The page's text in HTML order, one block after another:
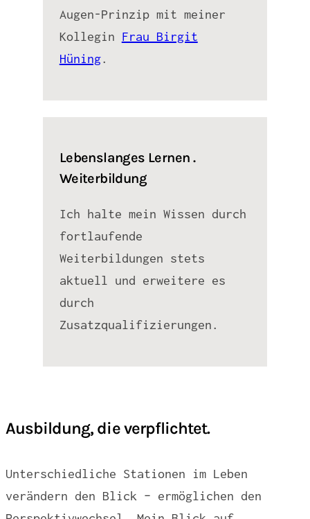
Augen-Prinzip mit meiner
Kollegin Frau Birgit
Hüning.
Lebenslanges Lernen .
Weiterbildung
Ich halte mein Wissen durch
fortlaufende
Weiterbildungen stets
aktuell und erweitere es
durch
Zusatzqualifizierungen.
Ausbildung, die verpflichtet.
Unterschiedliche Stationen im Leben
verändern den Blick – ermöglichen den